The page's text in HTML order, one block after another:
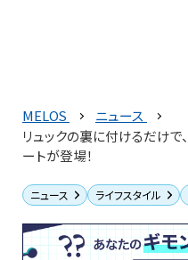
MELOS
ニュース
リュックの裏に付けるだけ
ートが登場！
ニュース ライフスタイル